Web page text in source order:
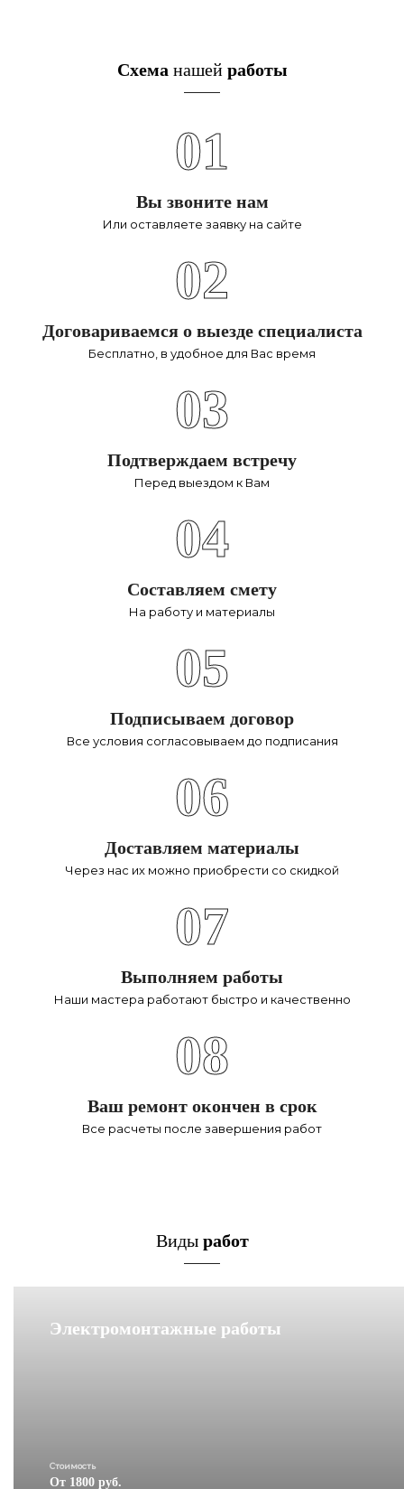
Схема нашейработы
01
Вы звоните нам
Или оставляете заявку на сайте
02
Договариваемся о выезде специалиста
Бесплатно, в удобное для Вас время
03
Подтверждаем встречу
Перед выездом к Вам
04
Составляем смету
На работу и материалы
05
Подписываем договор
Все условия согласовываем до подписания
06
Доставляем материалы
Через нас их можно приобрести со скидкой
07
Выполняем работы
Наши мастера работают быстро и качественно
08
Ваш ремонт окончен в срок
Все расчеты после завершения работ
Видыработ
Электромонтажные работы
Стоимость
От 1800 руб.